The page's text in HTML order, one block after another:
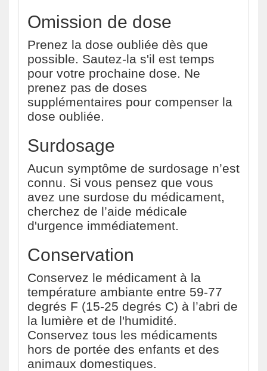
Omission de dose
Prenez la dose oubliée dès que
possible. Sautez-la s'il est temps
pour votre prochaine dose. Ne
prenez pas de doses
supplémentaires pour compenser la
dose oubliée.
Surdosage
Aucun symptôme de surdosage n’est
connu. Si vous pensez que vous
avez une surdose du médicament,
cherchez de l’aide médicale
d'urgence immédiatement.
Conservation
Conservez le médicament à la
température ambiante entre 59-77
degrés F (15-25 degrés C) à l’abri de
la lumière et de l'humidité.
Conservez tous les médicaments
hors de portée des enfants et des
animaux domestiques.